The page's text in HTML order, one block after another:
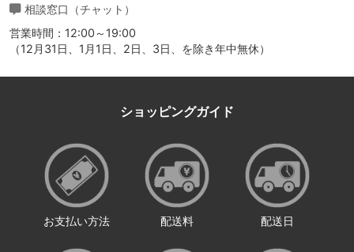
相談窓口（チャット）
営業時間：12:00～19:00
（12月31日、1月1日、2日、3日、を除き年中無休）
ショッピングガイド
お支払い方法 配送料 配送日